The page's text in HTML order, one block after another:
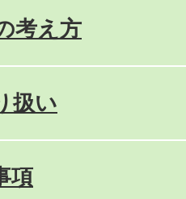
考え方
扱い
項